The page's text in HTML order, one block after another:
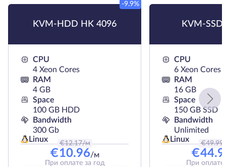
KVM-HDD HK 4096
-9.9%
CPU
4 Xeon Cores
RAM
4 GB
Space
100 GB HDD
Bandwidth
300 Gb
Linux
€12.17/м
€10.96/м
При оплате за год
KVM-SSD
CPU
6 Xeon Cores
RAM
16 GB
Space
150 GB SSD
Bandwidth
Unlimited
Linux
€49.99
€
При оплате